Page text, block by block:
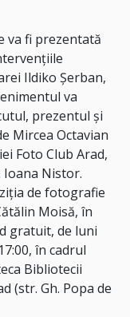
va fi prezentată
Ildiko Șerban,
va
prezentul și
Mircea Octavian
Foto Club Arad,
Nistor.
de fotografie
Moisă, în
gratuit, de luni
în cadrul
Bibliotecii
(str. Gh. Popa de